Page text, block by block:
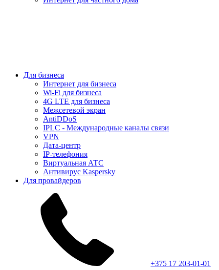
Для бизнеса
Интернет для бизнеса
Wi-Fi для бизнеса
4G LTE для бизнеса
Межсетевой экран
AntiDDoS
IPLC - Международные каналы связи
VPN
Дата-центр
IP-телефония
Виртуальная АТС
Антивирус Kaspersky
Для провайдеров
+375 17 203-01-01